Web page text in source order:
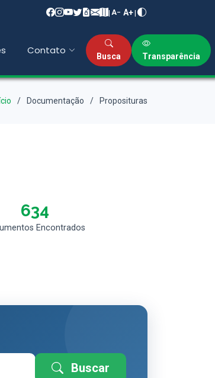
| A− A+|
Contato Busca Transparência
Documentação Proposituras
634
Encontrados
Buscar